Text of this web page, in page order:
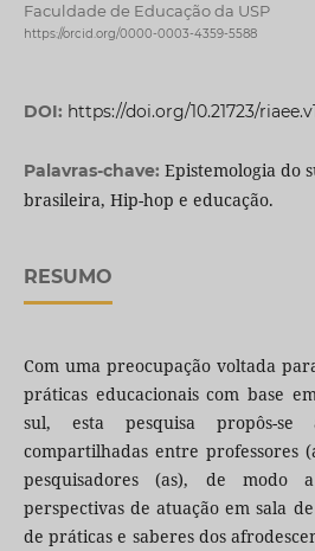
Faculdade de Educação da USP
https://orcid.org/0000-0003-4359-5588
DOI: https://doi.org/10.21723/
Palavras-chave: Epistemologia do
brasileira, Hip-hop e educação.
RESUMO
Com uma preocupação voltada
práticas educacionais com base
sul, esta pesquisa propôs-se
compartilhadas entre professores
pesquisadores (as), de modo
perspectivas de atuação em sala
de práticas e saberes dos